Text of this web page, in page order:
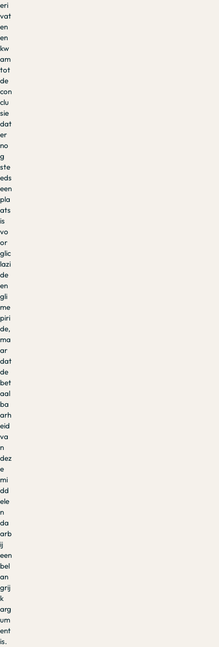
eri
vat
en
en
kw
am
tot
de
con
clu
sie
dat
er
no
g
ste
eds
een
pla
ats
is
vo
or
glic
lazi
de
en
gli
me
piri
de,
ma
ar
dat
de
bet
aal
ba
arh
eid
va
n
dez
e
mi
dd
ele
n
da
arb
ij
een
bel
an
grij
k
arg
um
ent
is.